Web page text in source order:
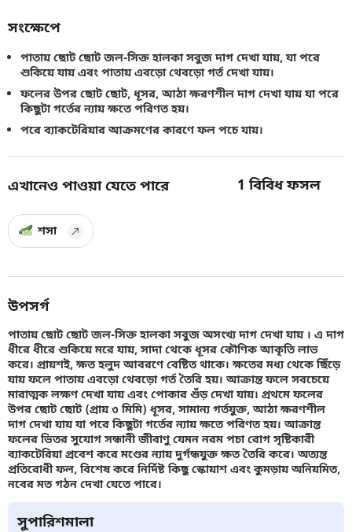
সংক্ষেপে
পাতায় ছোট ছোট জল-সিক্ত হালকা সবুজ দাগ দেখা যায়, যা পরে
শুকিয়ে যায় এবং পাতায় এবড়ো থেবড়ো গর্ত দেখা যায়।
ফলের উপর ছোট ছোট, ধূসর, আঠা ক্ষরণশীল দাগ দেখা যায় যা পরে
কিছুটা গর্তের ন্যায় ক্ষতে পরিণত হয়।
পরে ব্যাকটেরিয়ার আক্রমণের কারণে ফল পচে যায়।
এখানেও পাওয়া যেতে পারে 1বিবিধ ফসল
শসা
উপসর্গ
পাতায় ছোট ছোট জল-সিক্ত হালকা সবুজ অসংখ্য দাগ দেখা যায় । এ দাগ
ধীরে ধীরে শুকিয়ে মরে যায়, সাদা থেকে ধূসর কৌণিক আকৃতি লাভ
করে। প্রায়শই, ক্ষত হলুদ আবরণে বেষ্টিত থাকে। ক্ষতের মধ্য থেকে ছিঁড়ে
যায় ফলে পাতায় এবড়ো থেবড়ো গর্ত তৈরি হয়। আক্রান্ত ফলে সবচেয়ে
মারাত্মক লক্ষণ দেখা যায় এবং পোকার শুঁড় দেখা যায়। প্রথমে ফলের
উপর ছোট ছোট (প্রায় ৩ মিমি) ধূসর, সামান্য গর্তযুক্ত, আঠা ক্ষরণশীল
দাগ দেখা যায় যা পরে কিছুটা গর্তের ন্যায় ক্ষতে পরিণত হয়। আক্রান্ত
ফলের ভিতর সুযোগ সন্ধানী জীবাণু যেমন নরম পচা রোগ সৃষ্টিকারী
ব্যাকটেরিয়া প্রবেশ করে মণ্ডের ন্যায় দুর্গন্ধযুক্ত ক্ষত তৈরি করে। অত্যন্ত
প্রতিরোধী ফল, বিশেষ করে নির্দিষ্ট কিছু স্কোয়াশ এবং কুমড়ায় অনিয়মিত,
নবের মত গঠন দেখা যেতে পারে।
সুপারিশমালা